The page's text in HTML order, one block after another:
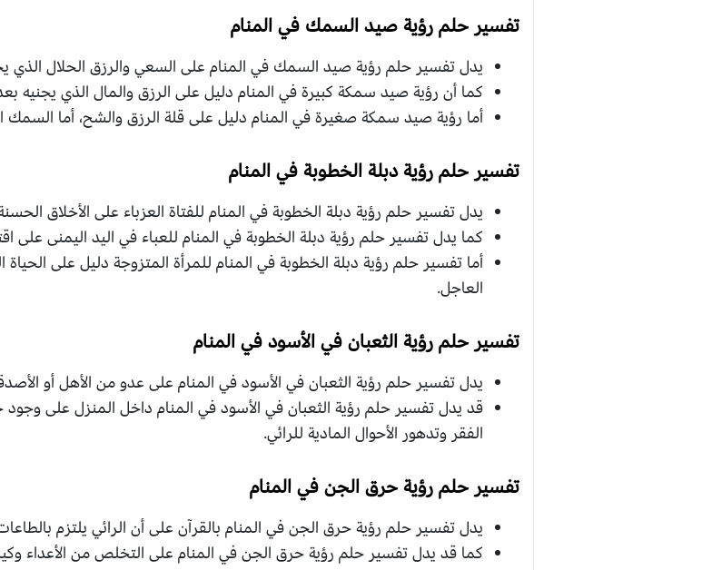
تفسير حلم رؤية صيد السمك في المنام
يدل تفسير حلم رؤية صيد السمك في المنام على السعي والرزق الحلال الذي
كما أن رؤية صيد سمكة كبيرة في المنام دليل على الرزق والمال الذي يجنيه
أما رؤية صيد سمكة صغيرة في المنام دليل على قلة الرزق والشح، أما السمك
تفسير حلم رؤية دبلة الخطوبة في المنام
يدل تفسير حلم رؤية دبلة الخطوبة في المنام للفتاة العزباء على الأخلاق
كما يدل تفسير حلم رؤية دبلة الخطوبة في المنام للعباء في اليد اليمنى على
أما تفسير حلم رؤية دبلة الخطوبة في المنام للمرأة المتزوجة دليل على
العاجل.
تفسير حلم رؤية الثعبان في الأسود في المنام
يدل تفسير حلم رؤية الثعبان في الأسود في المنام على عدو من الأهل أو
قد يدل تفسير حلم رؤية الثعبان في الأسود في المنام داخل المنزل على
الفقر وتدهور الأحوال المادية للرائي.
تفسير حلم رؤية حرق الجن في المنام
يدل تفسير حلم رؤية حرق الجن في المنام بالقرآن على أن الرائي يلتزم
كما قد يدل تفسير حلم رؤية حرق الجن في المنام على التخلص من الأعداء